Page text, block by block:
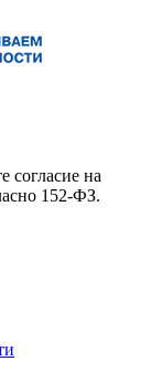
согласие на
152-ФЗ.